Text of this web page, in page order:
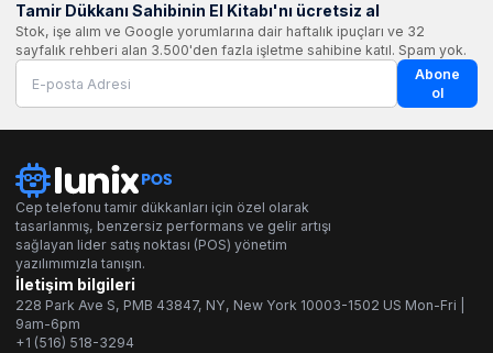
Tamir Dükkanı Sahibinin El Kitabı'nı ücretsiz al
Stok, işe alım ve Google yorumlarına dair haftalık ipuçları ve 32
sayfalık rehberi alan 3.500'den fazla işletme sahibine katıl. Spam yok.
Abone
ol
Cep telefonu tamir dükkanları için özel olarak
tasarlanmış, benzersiz performans ve gelir artışı
sağlayan lider satış noktası (POS) yönetim
yazılımımızla tanışın.
İletişim bilgileri
228 Park Ave S, PMB 43847, NY, New York 10003-1502 US Mon-Fri |
9am-6pm
+1 (516) 518-3294